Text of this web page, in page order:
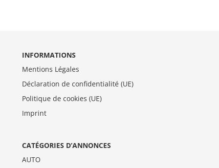
INFORMATIONS
Mentions Légales
Déclaration de confidentialité (UE)
Politique de cookies (UE)
Imprint
CATÉGORIES D’ANNONCES
AUTO